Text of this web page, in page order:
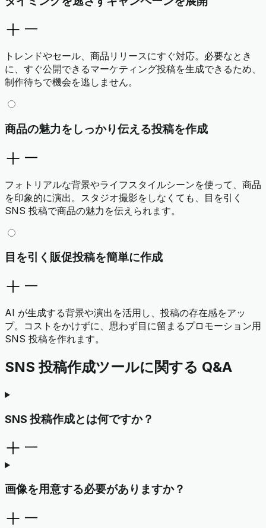
トレンドやセール、商品リリースにすぐ対応。必要なとき
に、すぐ公開できるマーケティング投稿を生成できるため、
制作待ちで機会を逃しません。
商品の魅力をしっかり伝える投稿を作成
フォトリアルな背景やライフスタイルシーンを使って、商品
を印象的に演出。スタジオ撮影をしなくても、目を引く
SNS 投稿で商品の魅力を伝えられます。
目を引く販促投稿を簡単に作成
AI が生成する背景や演出を活用し、投稿の存在感をアッ
プ。コストをかけずに、思わず目に留まるプロモーション用
SNS 投稿を作れます。
SNS 投稿作成ツールに関する Q&A
SNS 投稿作成とは何ですか？
画像を用意する必要がありますか？